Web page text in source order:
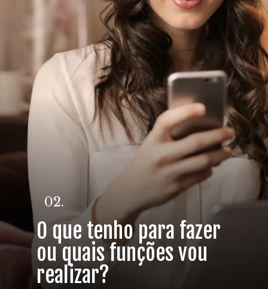
O que tenho para fazer
ou quais funções vou
realizar?
02.